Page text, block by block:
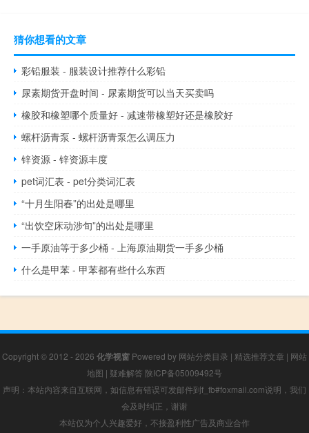
猜你想看的文章
彩铅服装 - 服装设计推荐什么彩铅
尿素期货开盘时间 - 尿素期货可以当天买卖吗
橡胶和橡塑哪个质量好 - 减速带橡塑好还是橡胶好
螺杆沥青泵 - 螺杆沥青泵怎么调压力
锌资源 - 锌资源丰度
pet词汇表 - pet分类词汇表
“十月生阳春”的出处是哪里
“出饮空床动涉旬”的出处是哪里
一手原油等于多少桶 - 上海原油期货一手多少桶
什么是甲苯 - 甲苯都有些什么东西
Copyright © 2012 - 2026 化学视窗 Powered by 网站分类目录 | 精选推荐文章 | 网站
地图 | 疑难解答 陕ICP备05009492号
声明：本站内容来自互联网，如信息有错误可发邮件到f_fb#foxmail.com说明，我们
会及时纠正，谢谢
本站仅为个人兴趣爱好，不接盈利性广告及商业合作